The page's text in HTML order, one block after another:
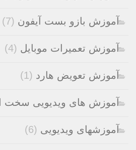
آموزش بازو بست آیفون (7)
آموزش تعمیرات موبایل (4)
آموزش تعویض هارد (1)
آموزش های ویدیویی سخت
آموزشهای ویدیویی (6)